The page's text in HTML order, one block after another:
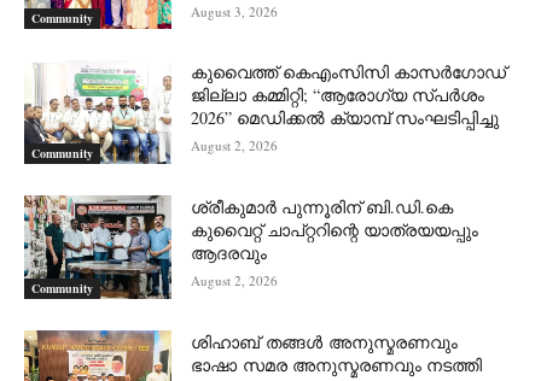
Community August 3, 2026
Community
കുവൈത്ത് കെഎംസിസി കാസർഗോഡ്
ജില്ലാ കമ്മിറ്റി; “ആരോഗ്യ സ്പർശം
2026” മെഡിക്കൽ ക്യാമ്പ് സംഘടിപ്പിച്ചു
August 2, 2026
Community
ശ്രീകുമാർ പുന്നൂരിന് ബി.ഡി.കെ
കുവൈറ്റ് ചാപ്റ്ററിന്റെ യാത്രയയപ്പും
ആദരവും
August 2, 2026
ശിഹാബ് തങ്ങൾ അനുസ്മരണവും
ഭാഷാ സമര അനുസ്മരണവും നടത്തി